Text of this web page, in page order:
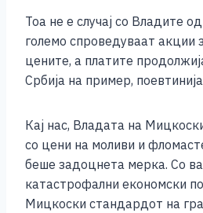
Тоа не е случај со Владите
големо спроведуваат акции
цените, а платите
Србија на пример,
Кај нас, Владата на
со цени на моливи и
беше задоцнета мерка. Со
катастрофални економски
Мицкоски стандардот на